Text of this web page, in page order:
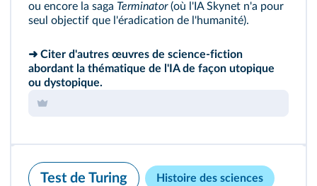
ou encore la saga Terminator(où l'IA Skynet n'a pour
seul objectif que l'éradication de l'humanité).
➜ Citer d'autres œuvres de science-fiction
abordant la thématique de l'IA de façon utopique
ou dystopique.
Test de Turing Histoire des sciences